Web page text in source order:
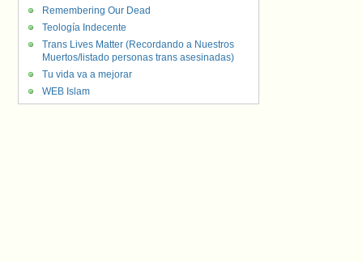
Remembering Our Dead
Teología Indecente
Trans Lives Matter (Recordando a Nuestros
Muertos/listado personas trans asesinadas)
Tu vida va a mejorar
WEB Islam